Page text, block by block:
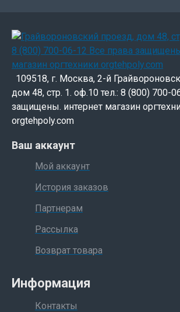
109518, г. Москва, 2-й
дом 48, стр. 1. оф.10 тел.: 8 (800) 700-
защищены. интернет магазин
orgtehpoly.com
Ваш аккаунт
Мой аккаунт
История заказов
Партнерам
Рассылка
Возврат товара
Информация
Контакты